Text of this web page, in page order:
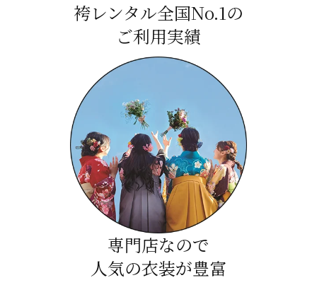
袴レンタル全国No.1の
ご利用実績
専門店なので
人気の衣装が豊富